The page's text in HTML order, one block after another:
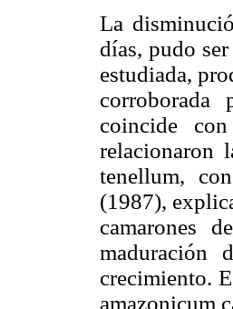
La
días, pudo
estudiada,
corroborada
coincide
relacionaron
tenellum,
(1987),
camarones
maduración
crecimiento.
amazonicum